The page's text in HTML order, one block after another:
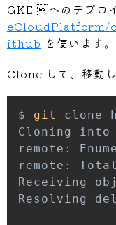
GKE へのデプロ
ithub を使います。
Clone して、移動
$ git
Cloning into
remote:
remote:
Receiving
Resolving